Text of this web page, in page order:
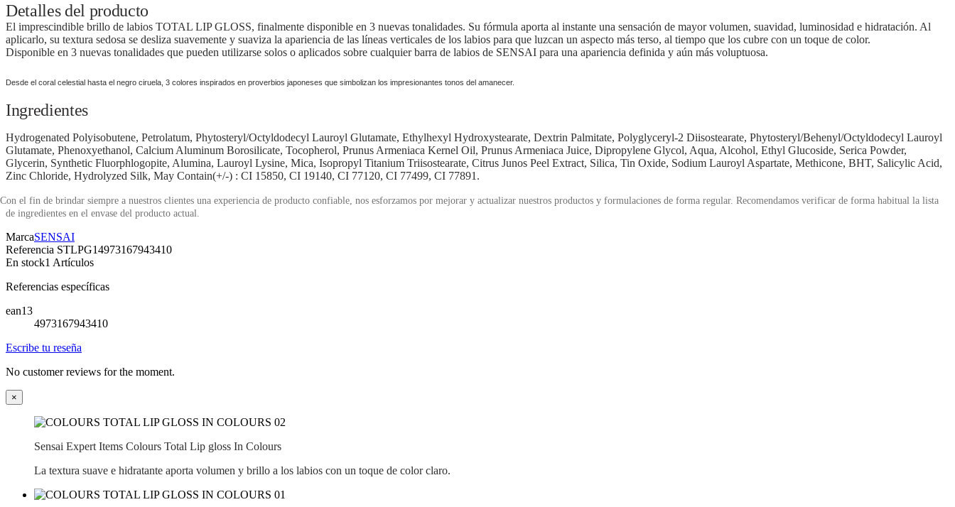
Detalles del producto
El imprescindible brillo de labios TOTAL LIP GLOSS, finalmente disponible en 3 nuevas tonalidades. Su fórmula aporta al instante una sensación de mayor volumen, suavidad, luminosidad e hidratación. Al
aplicarlo, su textura sedosa se desliza suavemente y suaviza la apariencia de las líneas verticales de los labios para que luzcan un aspecto más terso, al tiempo que los cubre con un toque de color.
Disponible en 3 nuevas tonalidades que pueden utilizarse solos o aplicados sobre cualquier barra de labios de SENSAI para una apariencia definida y aún más voluptuosa.
Desde el coral celestial hasta el negro ciruela, 3 colores inspirados en proverbios japoneses que simbolizan los impresionantes tonos del amanecer.
Ingredientes
Hydrogenated Polyisobutene, Petrolatum, Phytosteryl/Octyldodecyl Lauroyl Glutamate, Ethylhexyl Hydroxystearate, Dextrin Palmitate, Polyglyceryl‑2 Diisostearate, Phytosteryl/Behenyl/Octyldodecyl Lauroyl
Glutamate, Phenoxyethanol, Calcium Aluminum Borosilicate, Tocopherol, Prunus Armeniaca Kernel Oil, Prunus Armeniaca Juice, Dipropylene Glycol, Aqua, Alcohol, Ethyl Glucoside, Serica Powder,
Glycerin, Synthetic Fluorphlogopite, Alumina, Lauroyl Lysine, Mica, Isopropyl Titanium Triisostearate, Citrus Junos Peel Extract, Silica, Tin Oxide, Sodium Lauroyl Aspartate, Methicone, BHT, Salicylic Acid,
Zinc Chloride, Hydrolyzed Silk, May Contain(+/‑) : CI 15850, CI 19140, CI 77120, CI 77499, CI 77891.
Con el fin de brindar siempre a nuestros clientes una experiencia de producto confiable, nos esforzamos por mejorar y actualizar nuestros productos y formulaciones de forma regular. Recomendamos verificar de forma habitual la lista
de ingredientes en el envase del producto actual.
MarcaSENSAI
Referencia STLPG14973167943410
En stock1 Artículos
Referencias específicas
ean13
4973167943410
Escribe tu reseña
No customer reviews for the moment.
×
Sensai Expert Items Colours Total Lip gloss In Colours
La textura suave e hidratante aporta volumen y brillo a los labios con un toque de color claro.